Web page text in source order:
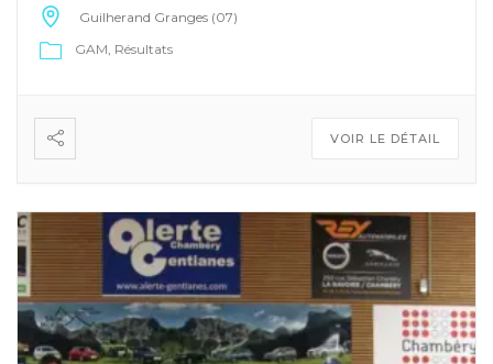
Guilherand Granges (07)
GAM Résultats
VOIR LE DÉTAIL